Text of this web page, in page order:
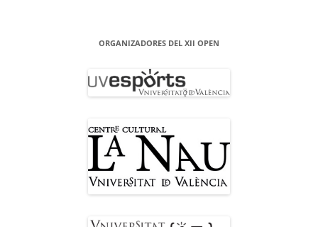
ORGANIZADORES DEL XII OPEN